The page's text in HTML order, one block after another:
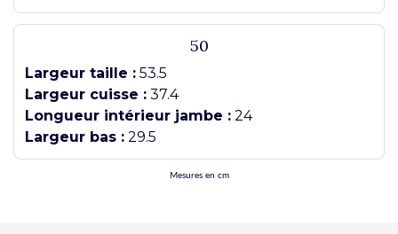
50
Largeur taille : 53.5
Largeur cuisse : 37.4
Longueur intérieur jambe : 24
Largeur bas : 29.5
Mesures en cm